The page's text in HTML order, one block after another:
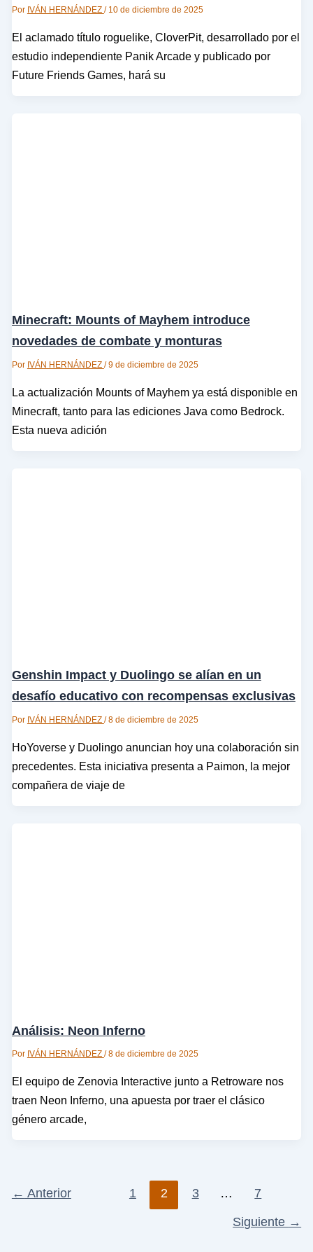
Por IVÁN HERNÁNDEZ / 10 de diciembre de 2025
El aclamado título roguelike, CloverPit, desarrollado por el
estudio independiente Panik Arcade y publicado por
Future Friends Games, hará su
Minecraft: Mounts of Mayhem introduce
novedades de combate y monturas
Por IVÁN HERNÁNDEZ /9 de diciembre de 2025
La actualización Mounts of Mayhem ya está disponible en
Minecraft, tanto para las ediciones Java como Bedrock.
Esta nueva adición
Genshin Impact y Duolingo se alían en un
desafío educativo con recompensas exclusivas
Por IVÁN HERNÁNDEZ /8 de diciembre de 2025
HoYoverse y Duolingo anuncian hoy una colaboración sin
precedentes. Esta iniciativa presenta a Paimon, la mejor
compañera de viaje de
Análisis: Neon Inferno
Por IVÁN HERNÁNDEZ /8 de diciembre de 2025
El equipo de Zenovia Interactive junto a Retroware nos
traen Neon Inferno, una apuesta por traer el clásico
género arcade,
← Anterior 1 2 3 … 7
Siguiente →